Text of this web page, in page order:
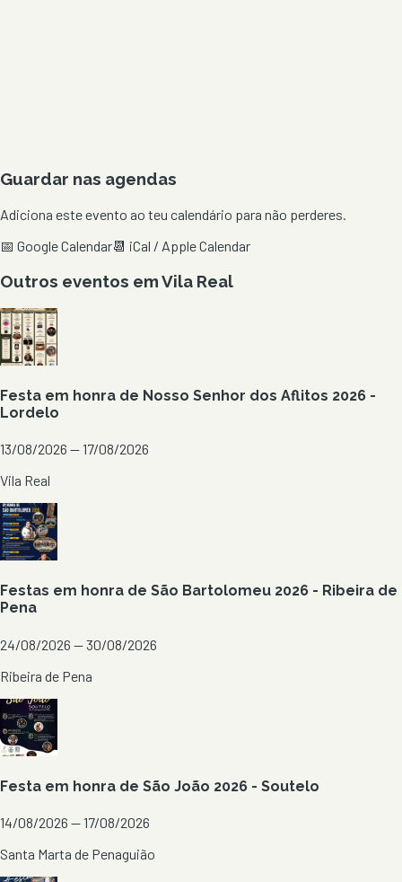
Guardar nas agendas
Adiciona este evento ao teu calendário para não perderes.
📅 Google Calendar📆 iCal / Apple Calendar
Outros eventos emVila Real
Festa em honra de Nosso Senhor dos Aflitos 2026 -
Lordelo
13/08/2026 — 17/08/2026
Vila Real
Festas em honra de São Bartolomeu 2026 - Ribeira de
Pena
24/08/2026 — 30/08/2026
Ribeira de Pena
Festa em honra de São João 2026 - Soutelo
14/08/2026 — 17/08/2026
Santa Marta de Penaguião